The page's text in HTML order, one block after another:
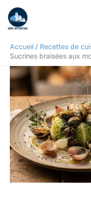
contenu
Accueil
Recettes de
Sucrines braisées aux
Rechercher